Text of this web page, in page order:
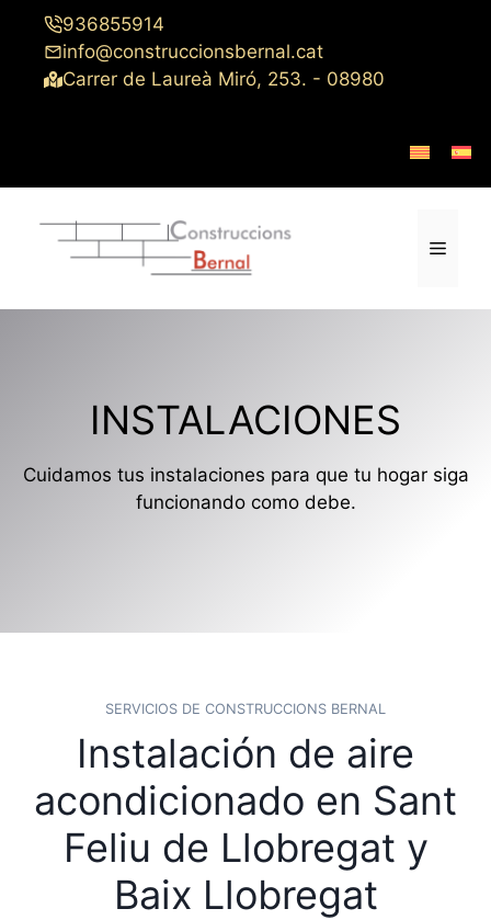
Saltar
contenido
936855914
info@construccionsbernal.cat
Carrer de Laureà Miró, 253. - 08980
Menú
INSTALACIONES
Cuidamos tus instalaciones para que tu hogar siga
funcionando como debe.
SERVICIOS DE CONSTRUCCIONS BERNAL
Instalación de aire
acondicionado en Sant
Feliu de Llobregat y
Baix Llobregat